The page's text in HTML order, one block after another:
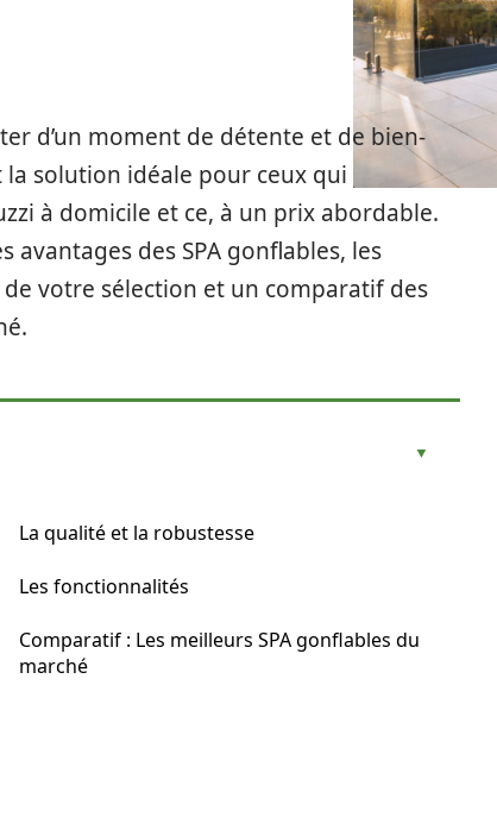
d’un moment de détente et de bien-
la solution idéale pour ceux qui
à domicile et ce, à un prix abordable.
avantages des SPA gonflables, les
votre sélection et un comparatif des
La qualité et la robustesse
Les fonctionnalités
Comparatif : Les meilleurs SPA gonflables du
marché